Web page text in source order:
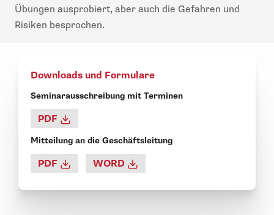
Übungen ausprobiert, aber auch die Gefahren und
Risiken besprochen.
Downloads und Formulare
Seminarausschreibung mit Terminen
PDF
Mitteilung an die Geschäftsleitung
PDF WORD